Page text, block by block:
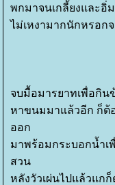
พกมาจนเกลี้ยงและอิ่
ไม่เหงามากนักหรอ
จบมื้อมารยาทเพื่อกิน
หาขนมมาแล้วอีก ก็ต้
ออก
มาพร้อมกระบอกน้ำเ
สวน
หลังวัวเผ่นไปแล้วแก